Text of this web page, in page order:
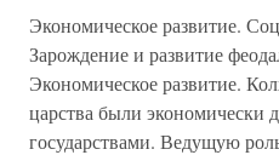
Экономическое развитие.
Зарождение и развитие
Экономическое развитие.
царства были экономически
государствами. Ведущую